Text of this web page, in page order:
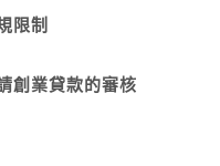
限制
創業貸款的審核